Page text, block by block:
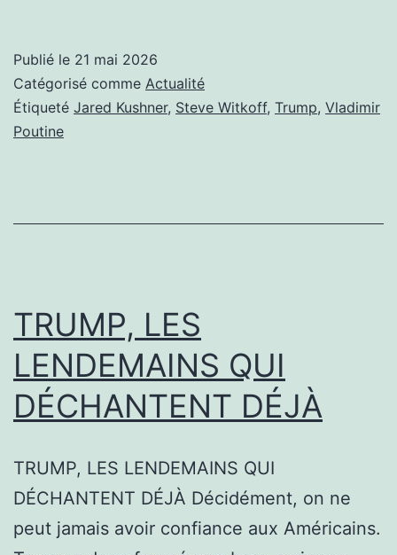
À
NOUVEAU
Publié le 21 mai 2026
Catégorisé comme Actualité
Étiqueté Jared Kushner, Steve Witkoff, Trump, Vladimir
Poutine
TRUMP, LES
LENDEMAINS QUI
DÉCHANTENT DÉJÀ
TRUMP, LES LENDEMAINS QUI
DÉCHANTENT DÉJÀ Décidément, on ne
peut jamais avoir confiance aux Américains.